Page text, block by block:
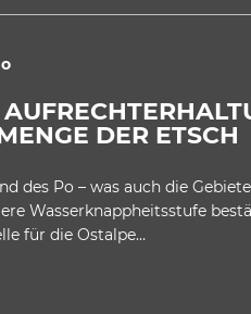
DER ETSCH
des Po – was auch die
Wasserknappheitsstufe
für die Ostalpe…